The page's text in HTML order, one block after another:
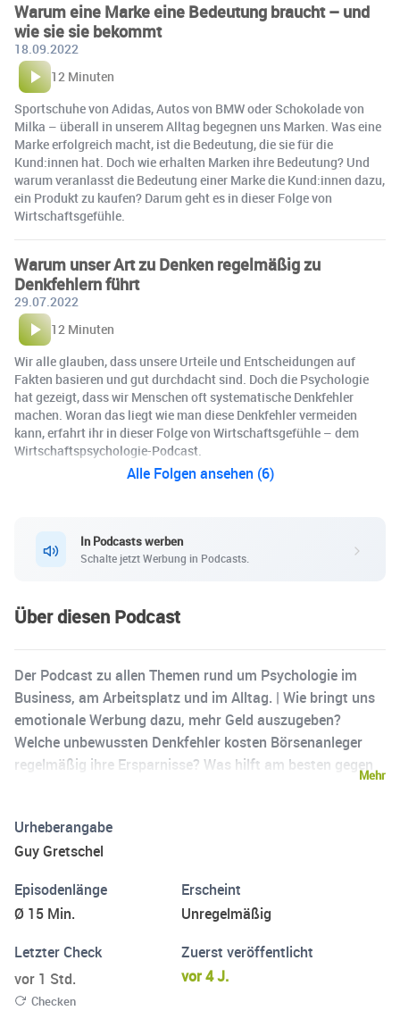
Warum eine Marke eine Bedeutung braucht – und
wie sie sie bekommt
18.09.2022
12 Minuten
Sportschuhe von Adidas, Autos von BMW oder Schokolade von
Milka – überall in unserem Alltag begegnen uns Marken. Was eine
Marke erfolgreich macht, ist die Bedeutung, die sie für die
Kund:innen hat. Doch wie erhalten Marken ihre Bedeutung? Und
warum veranlasst die Bedeutung einer Marke die Kund:innen dazu,
ein Produkt zu kaufen? Darum geht es in dieser Folge von
Wirtschaftsgefühle.
Warum unser Art zu Denken regelmäßig zu
Denkfehlern führt
29.07.2022
12 Minuten
Wir alle glauben, dass unsere Urteile und Entscheidungen auf
Fakten basieren und gut durchdacht sind. Doch die Psychologie
hat gezeigt, dass wir Menschen oft systematische Denkfehler
machen. Woran das liegt wie man diese Denkfehler vermeiden
kann, erfahrt ihr in dieser Folge von Wirtschaftsgefühle – dem
Wirtschaftspsychologie-Podcast.
Alle Folgen ansehen (6)
In Podcasts werben
Schalte jetzt Werbung in Podcasts.
Über diesen Podcast
Der Podcast zu allen Themen rund um Psychologie im
Business, am Arbeitsplatz und im Alltag. | Wie bringt uns
emotionale Werbung dazu, mehr Geld auszugeben?
Welche unbewussten Denkfehler kosten Börsenanleger
regelmäßig ihre Ersparnisse? Was hilft am besten gegen
weiteren Fragen widmet sich Wirtschaftsgefühle – der
Wirtschaftspsychologie-Podcast. | Während die Welt
noch dieselbe psychologische Grundausstattung, mit der
schon unsere Vorfahren vor mehreren tausend Jahren ihr
Jäger- und Sammlerdasein gemeistert haben. Daran lässt
sich nichts ändern. Doch wir haben die Möglichkeit, uns
und unsere Psyche besser zu verstehen und dadurch
unser Denken, Fühlen und Verhalten – die drei
Mehr
Urheberangabe
Guy Gretschel
Episodenlänge
Ø 15 Min.
Erscheint
Unregelmäßig
Letzter Check
vor 1 Std.
Checken
Zuerst veröffentlicht
vor 4 J.